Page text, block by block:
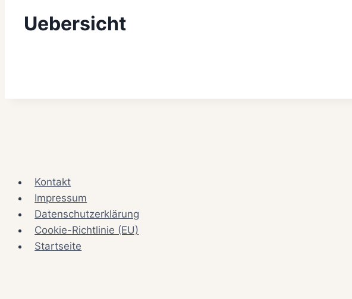
Uebersicht
Kontakt
Impressum
Datenschutzerklärung
Cookie-Richtlinie (EU)
Startseite